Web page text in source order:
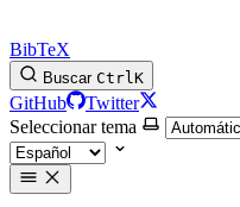
BibTeX
Buscar CtrlK
GitHub
Twitter
Seleccionar tema